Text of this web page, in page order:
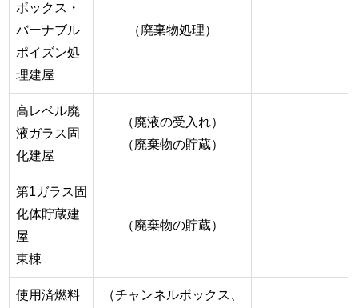
ボックス・
バーナブル
ポイズン処
理建屋
（廃棄物処理）
高レベル廃
液ガラス固
化建屋
（廃液の受入れ）
（廃棄物の貯蔵）
第1ガラス固
化体貯蔵建
屋
東棟
（廃棄物の貯蔵）
使用済燃料
（チャンネルボックス、